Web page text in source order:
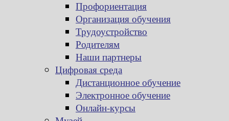
Профориентация
Организация обучения
Трудоустройство
Родителям
Наши партнеры
Цифровая среда
Дистанционное обучение
Электронное обучение
Онлайн-курсы